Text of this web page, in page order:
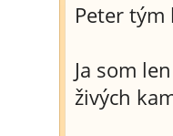
Peter tým
Ja som
živých